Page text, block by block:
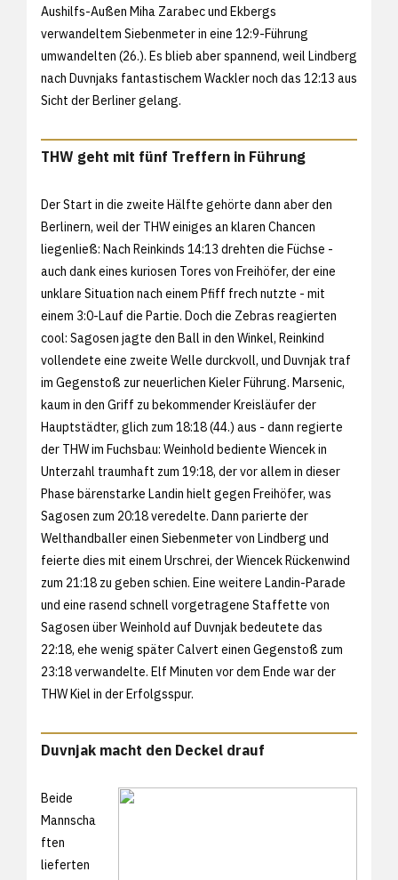
Aushilfs-Außen Miha Zarabec und Ekbergs
verwandeltem Siebenmeter in eine 12:9-Führung
umwandelten (26.). Es blieb aber spannend, weil Lindberg
nach Duvnjaks fantastischem Wackler noch das 12:13 aus
Sicht der Berliner gelang.
THW geht mit fünf Treffern in Führung
Der Start in die zweite Hälfte gehörte dann aber den
Berlinern, weil der THW einiges an klaren Chancen
liegenließ: Nach Reinkinds 14:13 drehten die Füchse -
auch dank eines kuriosen Tores von Freihöfer, der eine
unklare Situation nach einem Pfiff frech nutzte - mit
einem 3:0-Lauf die Partie. Doch die Zebras reagierten
cool: Sagosen jagte den Ball in den Winkel, Reinkind
vollendete eine zweite Welle durckvoll, und Duvnjak traf
im Gegenstoß zur neuerlichen Kieler Führung. Marsenic,
kaum in den Griff zu bekommender Kreisläufer der
Hauptstädter, glich zum 18:18 (44.) aus - dann regierte
der THW im Fuchsbau: Weinhold bediente Wiencek in
Unterzahl traumhaft zum 19:18, der vor allem in dieser
Phase bärenstarke Landin hielt gegen Freihöfer, was
Sagosen zum 20:18 veredelte. Dann parierte der
Welthandballer einen Siebenmeter von Lindberg und
feierte dies mit einem Urschrei, der Wiencek Rückenwind
zum 21:18 zu geben schien. Eine weitere Landin-Parade
und eine rasend schnell vorgetragene Staffette von
Sagosen über Weinhold auf Duvnjak bedeutete das
22:18, ehe wenig später Calvert einen Gegenstoß zum
23:18 verwandelte. Elf Minuten vor dem Ende war der
THW Kiel in der Erfolgsspur.
Duvnjak macht den Deckel drauf
Beide
Mannscha
ften
lieferten